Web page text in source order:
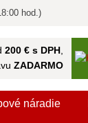
200 € s DPH ,
ZADARMO
hod.)
náradie